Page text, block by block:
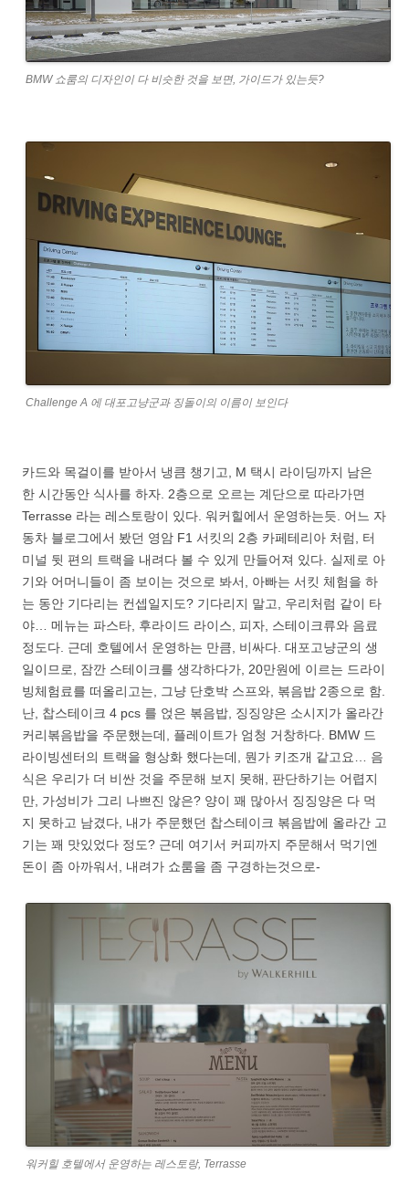
BMW 쇼룸의 디자인이 다 비슷한 것을 보면, 가이드가 있는듯?
Challenge A 에 대포고냥군과 징돌이의 이름이 보인다
카드와 목걸이를 받아서 냉큼 챙기고, M 택시 라이딩까지 남은
한 시간동안 식사를 하자. 2층으로 오르는 계단으로 따라가면
Terrasse 라는 레스토랑이 있다. 워커힐에서 운영하는듯. 어느 자
동차 블로그에서 봤던 영암 F1 서킷의 2층 카페테리아 처럼, 터
미널 뒷 편의 트랙을 내려다 볼 수 있게 만들어져 있다. 실제로 아
기와 어머니들이 좀 보이는 것으로 봐서, 아빠는 서킷 체험을 하
는 동안 기다리는 컨셉일지도? 기다리지 말고, 우리처럼 같이 타
야… 메뉴는 파스타, 후라이드 라이스, 피자, 스테이크류와 음료
정도다. 근데 호텔에서 운영하는 만큼, 비싸다. 대포고냥군의 생
일이므로, 잠깐 스테이크를 생각하다가, 20만원에 이르는 드라이
빙체험료를 떠올리고는, 그냥 단호박 스프와, 볶음밥 2종으로 함.
난, 찹스테이크 4 pcs 를 얹은 볶음밥, 징징양은 소시지가 올라간
커리볶음밥을 주문했는데, 플레이트가 엄청 거창하다. BMW 드
라이빙센터의 트랙을 형상화 했다는데, 뭔가 키조개 같고요… 음
식은 우리가 더 비싼 것을 주문해 보지 못해, 판단하기는 어렵지
만, 가성비가 그리 나쁘진 않은? 양이 꽤 많아서 징징양은 다 먹
지 못하고 남겼다, 내가 주문했던 찹스테이크 볶음밥에 올라간 고
기는 꽤 맛있었다 정도? 근데 여기서 커피까지 주문해서 먹기엔
돈이 좀 아까워서, 내려가 쇼룸을 좀 구경하는것으로-
워커힐 호텔에서 운영하는 레스토랑, Terrasse